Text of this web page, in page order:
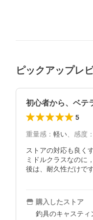
ピックアップレ
初心者から、ベテ
5
重量感 ： 軽い 感度 ：
ストアの対応も良く
ミドルクラスなのに
後は、耐久性だけで
購入したストア
釣具のキャスティ